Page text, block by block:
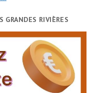
RIVIÈRES